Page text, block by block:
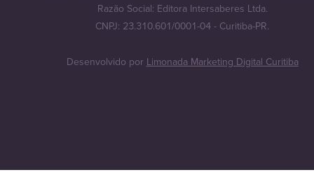
Razão Social: Editora Intersaberes Ltda.
CNPJ: 23.310.601/0001-04 - Curitiba-PR.
Desenvolvido porLimonada Marketing Digital Curitiba